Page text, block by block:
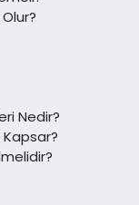
Nedir?